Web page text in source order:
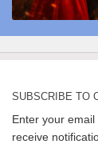
SUBSCRIBE TO
Enter your
receive